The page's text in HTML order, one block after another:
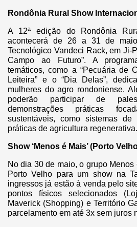
Rondônia Rural Show
A 12ª edição do Rondônia
acontecerá de 26 a 31 de
Tecnológico Vandeci Rack, em Ji-
Campo ao Futuro”. A
temáticos, como a “Pecuária de
Leiteira” e o “Dia Delas”,
mulheres do agro rondoniense.
poderão participar de
demonstrações práticas
sustentáveis, como sistemas
práticas de agricultura regenerativa.
Show ‘Menos é Mais’ (Porto
No dia 30 de maio, o grupo
Porto Velho para um show na
ingressos já estão à venda pelo
pontos físicos selecionados
Maverick (Shopping) e Território
parcelamento em até 3x sem juros